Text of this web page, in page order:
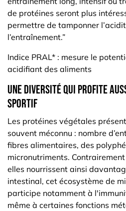
de protéines seront plus
permettre de tamponner
l’entraînement.”
Indice PRAL* : mesure le
acidifiant des aliments
Une diversité qui profite
sportif
Les protéines végétales
souvent méconnu : nombre
fibres alimentaires, des
micronutriments.
elles nourrissent ainsi
intestinal, cet écosystème de
participe notamment à
même à certaines fonctions